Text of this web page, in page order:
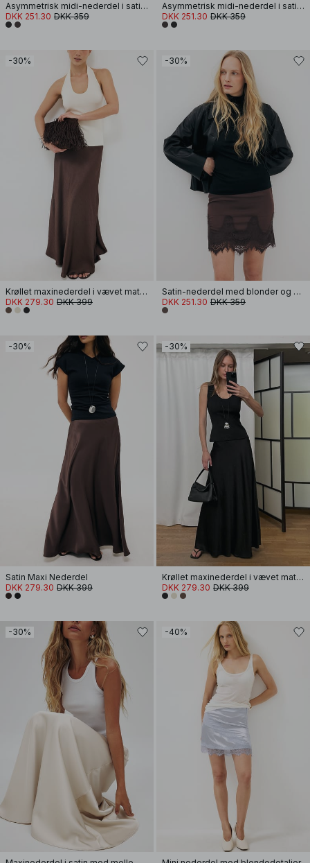
Asymmetrisk midi-nederdel i satin med blonde
DKK 251.30 DKK 359
Asymmetrisk midi-nederdel i satin med blonde
DKK 251.30 DKK 359
-30%
Krøllet maxinederdel i vævet materiale
DKK 279.30 DKK 399
-30%
Satin-nederdel med blonder og kammuslinger
DKK 251.30 DKK 359
-30%
Satin Maxi Nederdel
DKK 279.30 DKK 399
-30%
Krøllet maxinederdel i vævet materiale
DKK 279.30 DKK 399
-30% -40%